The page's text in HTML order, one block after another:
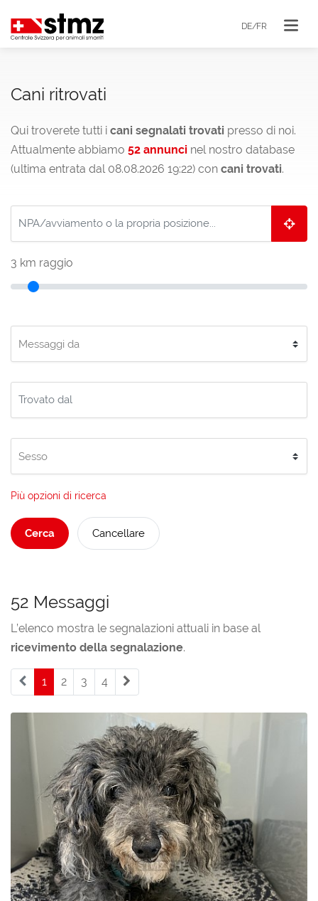
DE/FR
Cani ritrovati
Qui troverete tutti i cani segnalati trovati presso di noi.
Attualmente abbiamo 52 annunci nel nostro database
(ultima entrata dal 08.08.2026 19:22) con cani trovati.
3 km raggio
Più opzioni di ricerca
Cerca Cancellare
52 Messaggi
L’elenco mostra le segnalazioni attuali in base al
ricevimento della segnalazione.
1(current)
2 3 4